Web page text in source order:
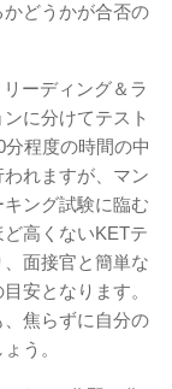
どうかが合否の
ーディング＆ラ
に分けてテスト
程度の時間の中
れますが、マン
ング試験に臨む
高くないKETテ
面接官と簡単な
安となります。
焦らずに自分の
う。